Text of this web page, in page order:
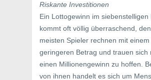
Riskante Investitionen
Ein Lottogewinn im siebenstelligen
kommt oft völlig überraschend,
meisten Spieler rechnen mit
geringeren Betrag und trauen sich
einen Millionengewinn zu hoffen.
von ihnen handelt es sich um